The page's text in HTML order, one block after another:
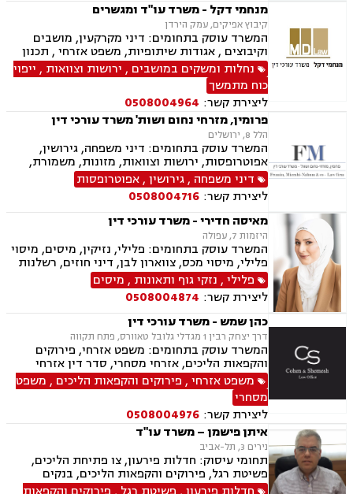
מנחמי דקל - משרד עו"ד ומגשרים
קיבוץ אפיקים, עמק הירדן
המשרד עוסק בתחומים: דיני מקרקעין, מושבים
וקיבוצים , אגודות שיתופיות, משפט אזרחי , תכנון
ובניה, ירושות וצוואות, ייפוי כוח מתמשך, מסחר
בינלאומי, בתים משותפים, דיני עבודה, דיני חברות,
חדלות פרעון, ליווי עסקי, נזיקין, נזקי גוף, חקלאי-
עסקי, מגשרים.
נחלות ומשקים במושבים , ירושות וצוואות , ייפוי
כוח מתמשך
ליצירת קשר: 0508004964
פרומין, מזרחי נחום ושות' משרד עורכי דין
הלל 8, ירושלים
המשרד עוסק בתחומים: דיני משפחה, גירושין,
אפוטרופסות, ירושות וצוואות, מזונות, משמורת,
ייפוי כוח מתמשך, ידועים בציבור, חלוקת רכוש,
הורות חד מינית, הסכמי ממון, דיני מקרקעין,
עסקאות מכר דירה, נדל"ן, ליקויי בנייה, פינוי בינוי,
פינוי מושכר, תמ"א 38, דיירות מוגנת , בנקים,
ערבויות ושטרות , פירוקים והקפאות הליכים, צווי
מניעה, ליווי עסקי, דיני חוזים, חדלות פירעון, פשיטת
רגל, הוצאה לפועל, גביית חובות, דיני חברות,
תביעות ייצוגיות, דיני עבודה
דיני משפחה ,גירושין,אפוטרופסות
ליצירת קשר: 0508004716
מאיסה חדירי - משרד עורכי דין
היזמות 7, עפולה
המשרד עוסק בתחומים: פלילי, נזיקין, מיסים, מיסוי
פלילי, מיסוי מכס, צווארון לבן, דיני חוזים, רשלנות
רפואית, דיני ביטוח, דיני חברות, הוצאה לפועל,
ביטוח לאומי, דיני עבודה, חדלות פירעון, עבירות
מס, תאונות עבודה, תאונות תלמידים, תביעות גזזת
פלילי, נזקי גוף ותאונות , מיסים
ליצירת קשר: 0508004874
כהן שמש - משרד עורכי דין
דרך יצחק רבין 1 מגדלי גלובל טאוורס, פתח תקווה
המשרד עוסק בתחומים: משפט אזרחי, פירוקים
והקפאות הליכים, אזרחי מסחרי, סדר דין אזרחי
וראיות, בנקים, ערבויות ושטרות , חדלות פרעון,
הוצאה לפועל, דיני תאגידים
משפט אזרחי , פירוקים והקפאות הליכים , משפט
מסחרי
ליצירת קשר: 0508004976
איתן פישמן – משרד עו"ד
נירים 3, תל-אביב
תחומי עיסוק: חדלות פירעון, צו פתיחת הליכים,
פשיטת רגל, פירוקים והקפאות הליכים, בנקים